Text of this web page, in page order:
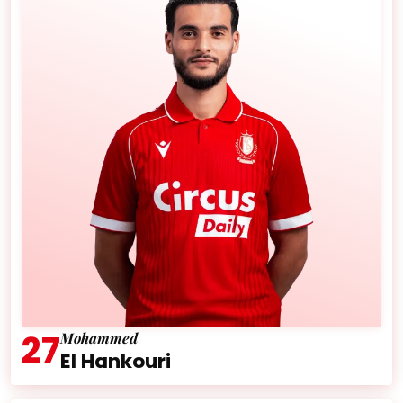
27Mohammed
El Hankouri
Leeftijd:29 jaar
Nationaliteit:Marokko